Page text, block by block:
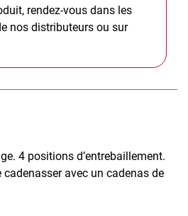
rendez-vous dans les
nos distributeurs ou sur
4 positions d’entrebaillement.
avec un cadenas de